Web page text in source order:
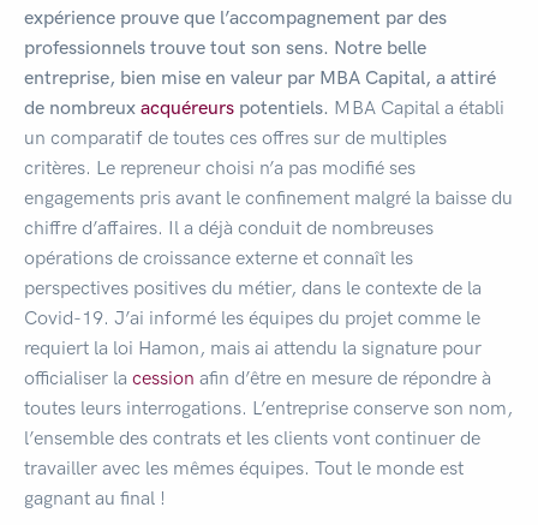
expérience prouve que l’accompagnement par des
professionnels trouve tout son sens. Notre belle
entreprise, bien mise en valeur par MBA Capital, a attiré
de nombreux acquéreurs potentiels. MBA Capital a établi
un comparatif de toutes ces offres sur de multiples
critères. Le repreneur choisi n’a pas modifié ses
engagements pris avant le confinement malgré la baisse du
chiffre d’affaires. Il a déjà conduit de nombreuses
opérations de croissance externe et connaît les
perspectives positives du métier, dans le contexte de la
Covid-19. J’ai informé les équipes du projet comme le
requiert la loi Hamon, mais ai attendu la signature pour
officialiser la cession afin d’être en mesure de répondre à
toutes leurs interrogations. L’entreprise conserve son nom,
l’ensemble des contrats et les clients vont continuer de
travailler avec les mêmes équipes. Tout le monde est
gagnant au final !